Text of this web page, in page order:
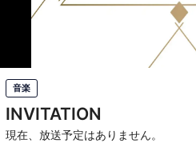
音楽
INVITATION
現在、放送予定はありません。